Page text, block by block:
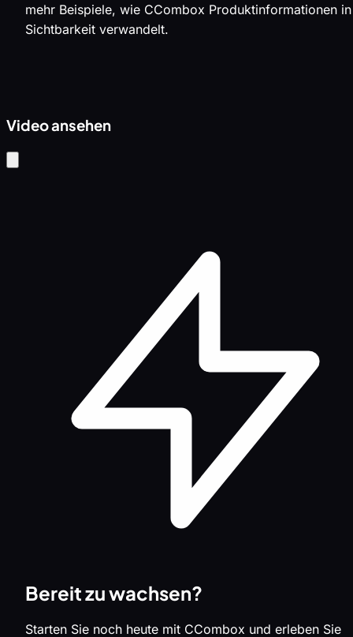
mehr Beispiele, wie CCombox Produktinformationen in
Sichtbarkeit verwandelt.
Video ansehen
Bereit zu wachsen?
Starten Sie noch heute mit CCombox und erleben Sie